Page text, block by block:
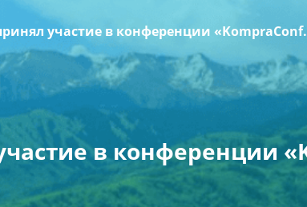
участие в конференции
в конференции